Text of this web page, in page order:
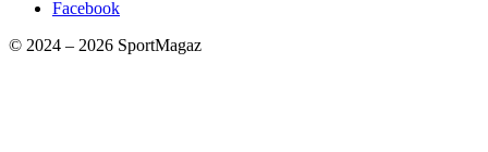
Facebook
© 2024 – 2026 SportMagaz